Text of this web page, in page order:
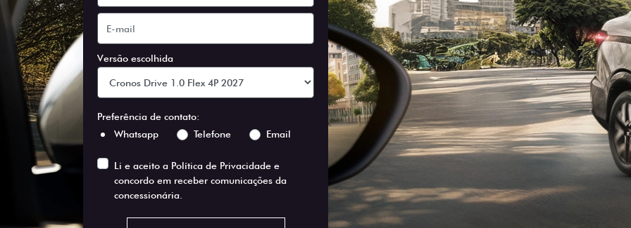
Versão escolhida
Preferência de contato:
Whatsapp
Telefone Email
Li e aceito a Política de Privacidade e
concordo em receber comunicações da
concessionária.